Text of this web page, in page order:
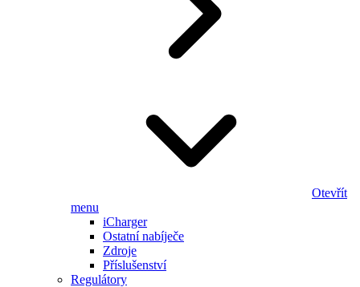
Otevřít
menu
iCharger
Ostatní nabíječe
Zdroje
Příslušenství
Regulátory